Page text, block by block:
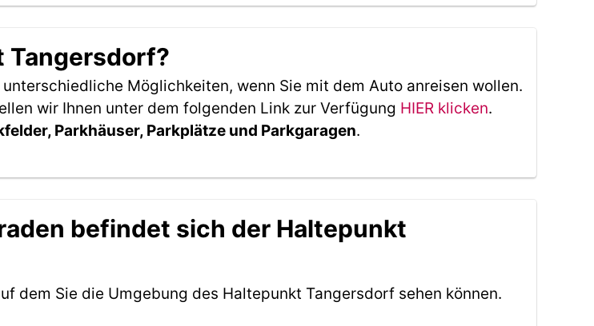
Tangersdorf?
Möglichkeiten, wenn Sie mit dem Auto anreisen wollen.
wir Ihnen unter dem folgenden Link zur Verfügung HIER klicken.
Parkhäuser, Parkplätze und Parkgaragen.
befindet sich der Haltepunkt
dem Sie die Umgebung des Haltepunkt Tangersdorf sehen können.